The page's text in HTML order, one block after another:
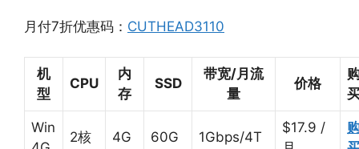
月付7折优惠码： CUTHEAD3110
机
型
CPU
内
存
SSD
带宽/月流
量
价格
Win
2核 4G 60G 1Gbps/4T
$17.9 /